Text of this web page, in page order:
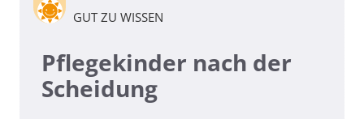
GUT ZU WISSEN
Pflegekinder nach der
Scheidung